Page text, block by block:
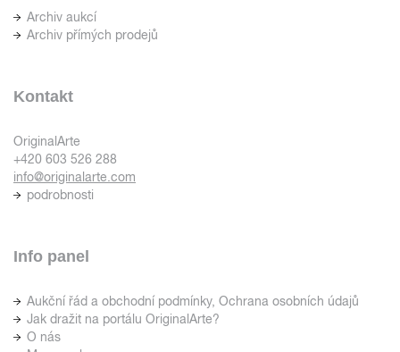
Archiv aukcí
Archiv přímých prodejů
Kontakt
OriginalArte
+420 603 526 288
info@originalarte.com
podrobnosti
Info panel
Aukční řád a obchodní podmínky, Ochrana osobních údajů
Jak dražit na portálu OriginalArte?
O nás